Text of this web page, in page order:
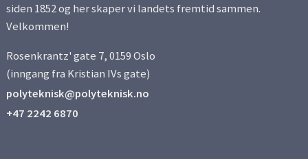
siden 1852 og her skaper vi landets fremtid sammen.
Velkommen!
Rosenkrantz' gate 7, 0159 Oslo
(inngang fra Kristian IVs gate)
polyteknisk@polyteknisk.no
+47 2242 6870